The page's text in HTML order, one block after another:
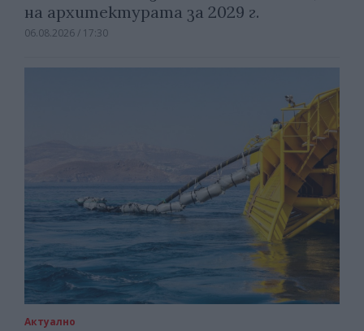
на архитектурата за 2029 г.
06.08.2026 / 17:30
Актуално